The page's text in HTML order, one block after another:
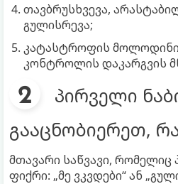
თავბრუსხვევა,
გულისრევა;
კატასტროფის
კონტროლის დაკარგვის
პირველი
გააცნობიერეთ,
მთავარი საწვავი, რომელიც
ფიქრი: „მე ვკვდები“ ან